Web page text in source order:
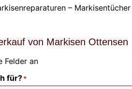
–
von Markisen Ottensen
Felder an
für?*